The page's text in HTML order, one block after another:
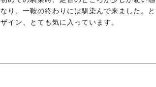
なり、一鞍の終わりには馴染んで来ました。
ザイン、とても気に入っています。